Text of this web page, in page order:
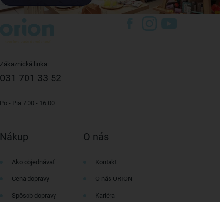
Zákaznická linka:
031 701 33 52
Po - Pia 7:00 - 16:00
Nákup
Ako objednávať
Cena dopravy
Spôsob dopravy
O nás
Kontakt
O nás ORION
Kariéra